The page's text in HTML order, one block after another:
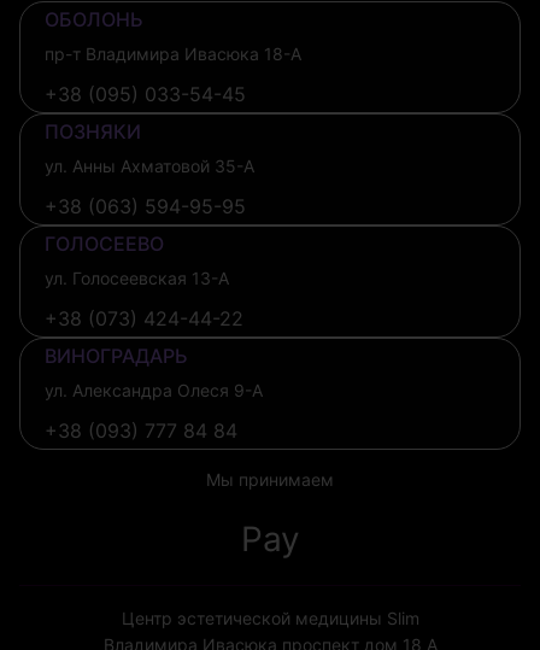
ОБОЛОНЬ
пр-т Владимира Ивасюка 18-А
+38 (095) 033-54-45
ПОЗНЯКИ
ул. Анны Ахматовой 35-А
+38 (063) 594-95-95
ГОЛОСЕЕВО
ул. Голосеевская 13-А
+38 (073) 424-44-22
ВИНОГРАДАРЬ
ул. Александра Олеся 9-А
+38 (093) 777 84 84
Мы принимаем
Pay
Центр эстетической медицины Slim
Владимира Ивасюка проспект дом 18 А